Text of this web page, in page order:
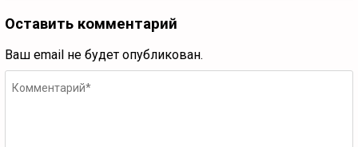
Оставить комментарий
Ваш email не будет опубликован.